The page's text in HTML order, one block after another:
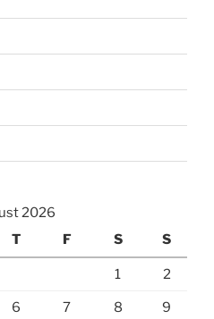
2026
T F S S
1 2
6 7 8 9